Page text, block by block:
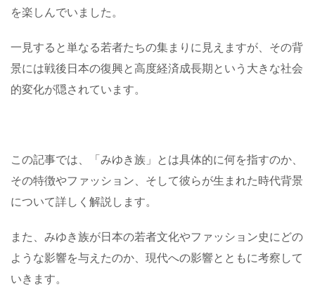
を楽しんでいました。
一見すると単なる若者たちの集まりに見えますが、その背
景には戦後日本の復興と高度経済成長期という大きな社会
的変化が隠されています。
この記事では、「みゆき族」とは具体的に何を指すのか、
その特徴やファッション、そして彼らが生まれた時代背景
について詳しく解説します。
また、みゆき族が日本の若者文化やファッション史にどの
ような影響を与えたのか、現代への影響とともに考察して
いきます。